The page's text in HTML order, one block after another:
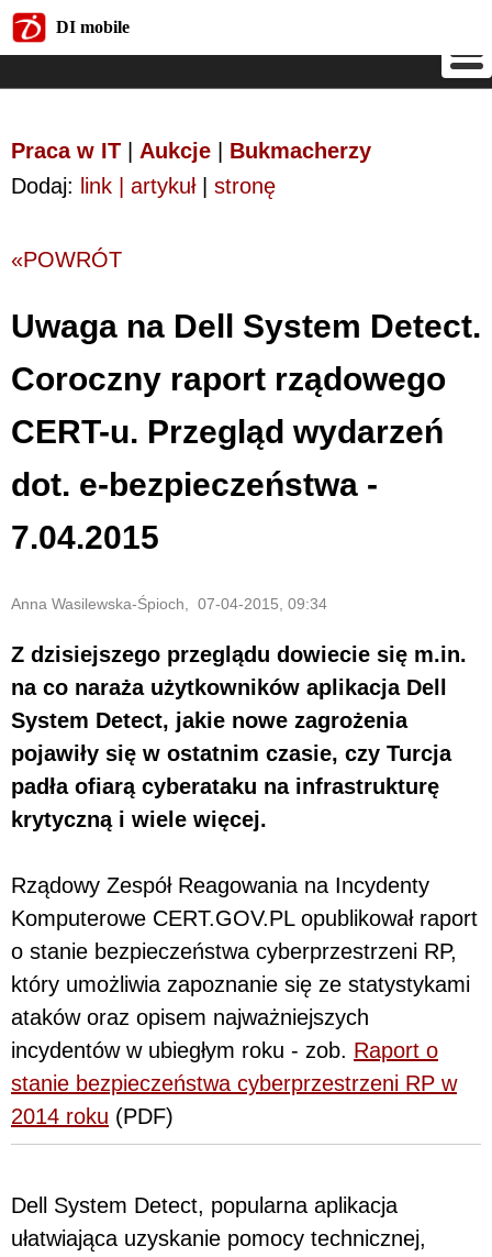
DI mobile
Praca w IT Aukcje
Bukmacherzy
Dodaj: link | artykuł| stronę
«POWRÓT
Uwaga na Dell System Detect.
Coroczny raport rządowego
CERT-u. Przegląd wydarzeń
dot. e-bezpieczeństwa -
7.04.2015
Anna Wasilewska-Śpioch, 07-04-2015, 09:34
Z dzisiejszego przeglądu dowiecie się m.in.
na co naraża użytkowników aplikacja Dell
System Detect, jakie nowe zagrożenia
pojawiły się w ostatnim czasie, czy Turcja
padła ofiarą cyberataku na infrastrukturę
krytyczną i wiele więcej.
Rządowy Zespół Reagowania na Incydenty
Komputerowe CERT.GOV.PL opublikował raport
o stanie bezpieczeństwa cyberprzestrzeni RP,
który umożliwia zapoznanie się ze statystykami
ataków oraz opisem najważniejszych
incydentów w ubiegłym roku - zob. Raport o
stanie bezpieczeństwa cyberprzestrzeni RP w
2014 roku (PDF)
Dell System Detect, popularna aplikacja
ułatwiająca uzyskanie pomocy technicznej,
DI mobile